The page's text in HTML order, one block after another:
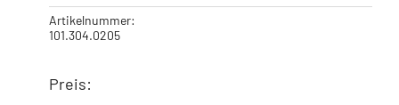
Artikelnummer:
101.304.0205
Preis: